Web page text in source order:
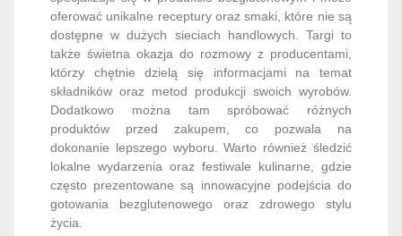
oferować unikalne receptury oraz smaki, które nie są
dostępne w dużych sieciach handlowych. Targi to
także świetna okazja do rozmowy z producentami,
którzy chętnie dzielą się informacjami na temat
składników oraz metod produkcji swoich wyrobów.
Dodatkowo można tam spróbować różnych
produktów przed zakupem, co pozwala na
dokonanie lepszego wyboru. Warto również śledzić
lokalne wydarzenia oraz festiwale kulinarne, gdzie
często prezentowane są innowacyjne podejścia do
gotowania bezglutenowego oraz zdrowego stylu
życia.